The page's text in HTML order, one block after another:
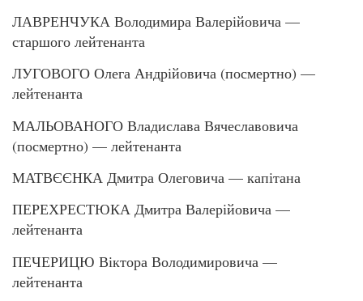
ЛАВРЕНЧУКА Володимира Валерійовича —
старшого лейтенанта
ЛУГОВОГО Олега Андрійовича (посмертно) —
лейтенанта
МАЛЬОВАНОГО Владислава Вячеславовича
(посмертно) — лейтенанта
МАТВЄЄНКА Дмитра Олеговича — капітана
ПЕРЕХРЕСТЮКА Дмитра Валерійовича —
лейтенанта
ПЕЧЕРИЦЮ Віктора Володимировича —
лейтенанта